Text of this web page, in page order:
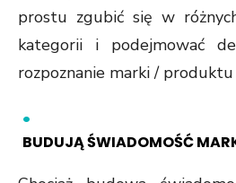
prostu zgubić się w
kategorii i podejmować
rozpoznanie marki /
BUDUJĄ ŚWIADOMOŚĆ